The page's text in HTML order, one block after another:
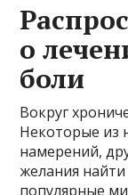
о
боли
Вокруг
Некоторые из
намерений,
желания
популярные